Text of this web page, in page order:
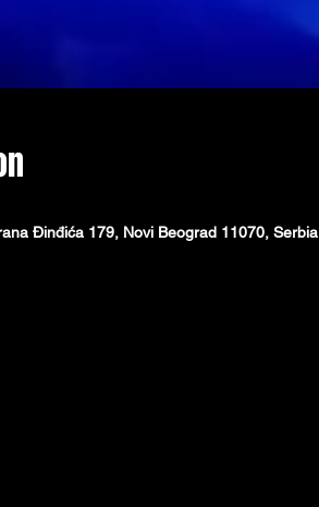
Đinđića 179, Novi Beograd 11070, Serbia